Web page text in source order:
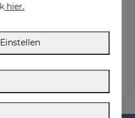
hier.